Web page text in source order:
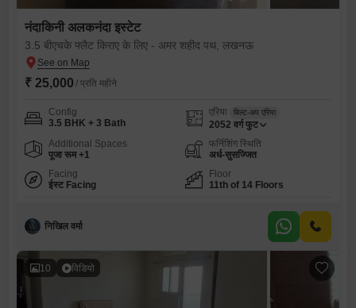
नंदाकिनी अलकनंदा इस्टेट
3.5 बीएचके फ्लैट किराए के लिए - अमर शहीद पथ, लखनऊ
₹ 25,000 / प्रति महीने
Config
3.5 BHK + 3 Bath
एरिया बिल्ट-अप एरिया
2052 वर्ग फुट
Additional Spaces
पूजा रूम +1
फर्निशिंग स्थिति
अर्ध-सुसज्जित
Facing
ईस्ट Facing
Floor
11th of 14 Floors
निखिल वर्मा
10 विडियो